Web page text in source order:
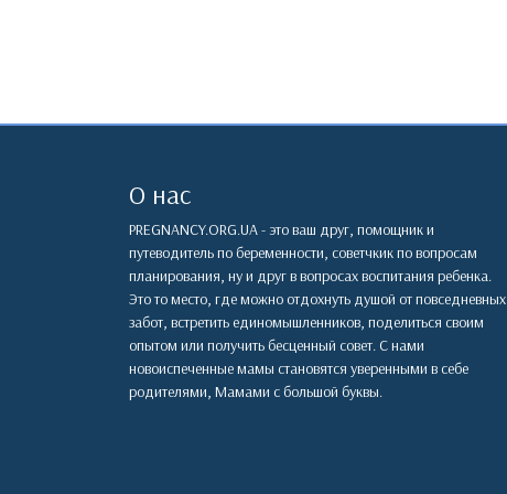
О нас
PREGNANCY.ORG.UA - это ваш друг, помощник и
путеводитель по беременности, советчкик по вопросам
планирования, ну и друг в вопросах воспитания ребенка.
Это то место, где можно отдохнуть душой от повседневных
забот, встретить единомышленников, поделиться своим
опытом или получить бесценный совет. С нами
новоиспеченные мамы становятся уверенными в себе
родителями, Мамами с большой буквы.